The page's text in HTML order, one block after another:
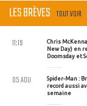
LES BRÈVES TOUT VOIR
Chris
New Day) en
Doomsday et
11:19
Spider-Man :
record aussi
semaine
05 AOU